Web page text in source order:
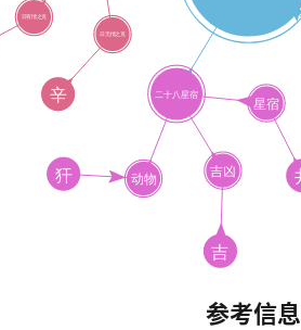
参考信息